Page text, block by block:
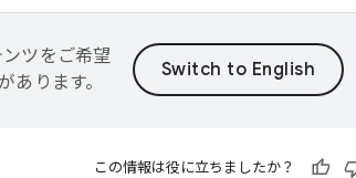
ツをご希望
ります。
この情報は役に立ちましたか？